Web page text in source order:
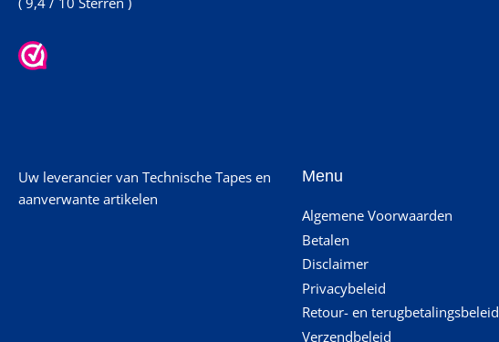
Uw leverancier van Technische Tapes en
aanverwante artikelen
Menu
Algemene Voorwaarden
Betalen
Disclaimer
Privacybeleid
Retour- en terugbetalingsbeleid
Verzendbeleid